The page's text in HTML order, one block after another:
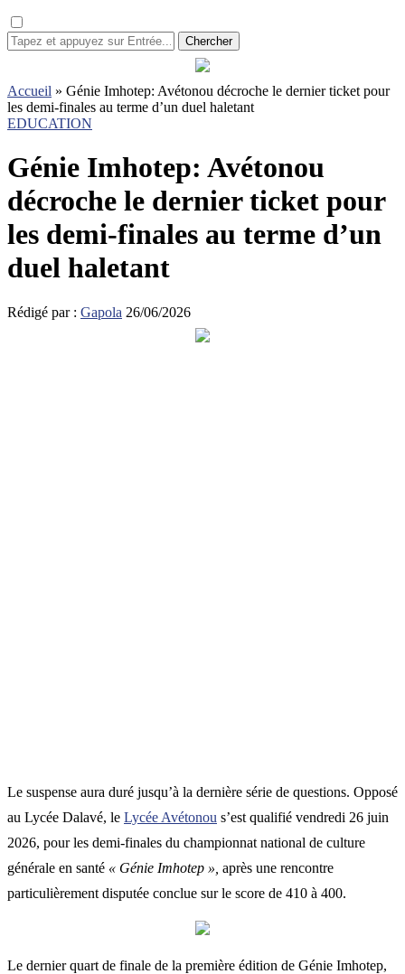
Chercher
Accueil » Génie Imhotep: Avétonou décroche le dernier ticket pour
les demi-finales au terme d’un duel haletant
EDUCATION
Génie Imhotep: Avétonou
décroche le dernier ticket pour
les demi-finales au terme d’un
duel haletant
Rédigé par : Gapola 26/06/2026
Le suspense aura duré jusqu’à la dernière série de questions. Opposé
au Lycée Dalavé, le Lycée Avétonou s’est qualifié vendredi 26 juin
2026, pour les demi-finales du championnat national de culture
générale en santé « Génie Imhotep », après une rencontre
particulièrement disputée conclue sur le score de 410 à 400.
Le dernier quart de finale de la première édition de Génie Imhotep,